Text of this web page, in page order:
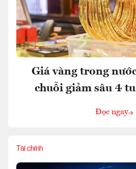
Giá vàng trong
chuỗi giảm sâu 4
Đọc ngay
Tài chính